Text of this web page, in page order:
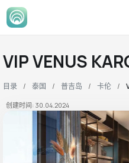
VIP VENUS
目录 泰国 普吉岛 卡伦
创建时间: 30.04.2024